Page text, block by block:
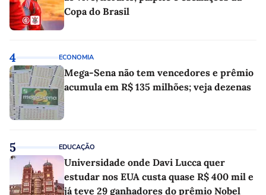
Copa do Brasil
4 ECONOMIA
Mega-Sena não tem vencedores e prêmio
acumula em R$ 135 milhões; veja dezenas
5 EDUCAÇÃO
Universidade onde Davi Lucca quer
estudar nos EUA custa quase R$ 400 mil e
já teve 29 ganhadores do prêmio Nobel